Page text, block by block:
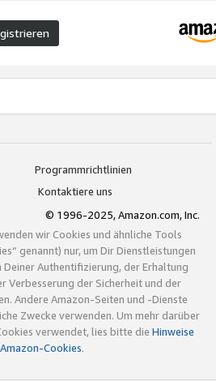
Programmrichtlinien
Kontaktiere uns
© 1996-2025, Amazon.com, Inc.
wir Cookies und ähnliche Tools
genannt) nur, um Dir Dienstleistungen
Deiner Authentifizierung, der Erhaltung
Verbesserung der Sicherheit und der
Andere Amazon-Seiten und -Dienste
Zwecke verwenden. Um mehr darüber
verwendet, lies bitte die Hinweise
Cookies.